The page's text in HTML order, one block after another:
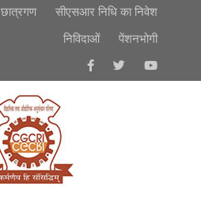
छात्रगण
सीएसआर निधि का निवेश
निविदाओं
पेंशनभोगी